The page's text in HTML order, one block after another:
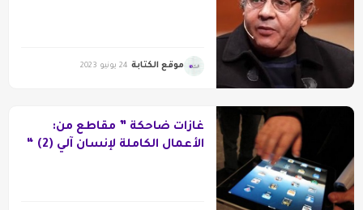
موقع الكتابة 24 يونيو 2023
غازات ضاحكة ” مقاطع من:
الأعمال الكاملة لإنسان آلي (2) “